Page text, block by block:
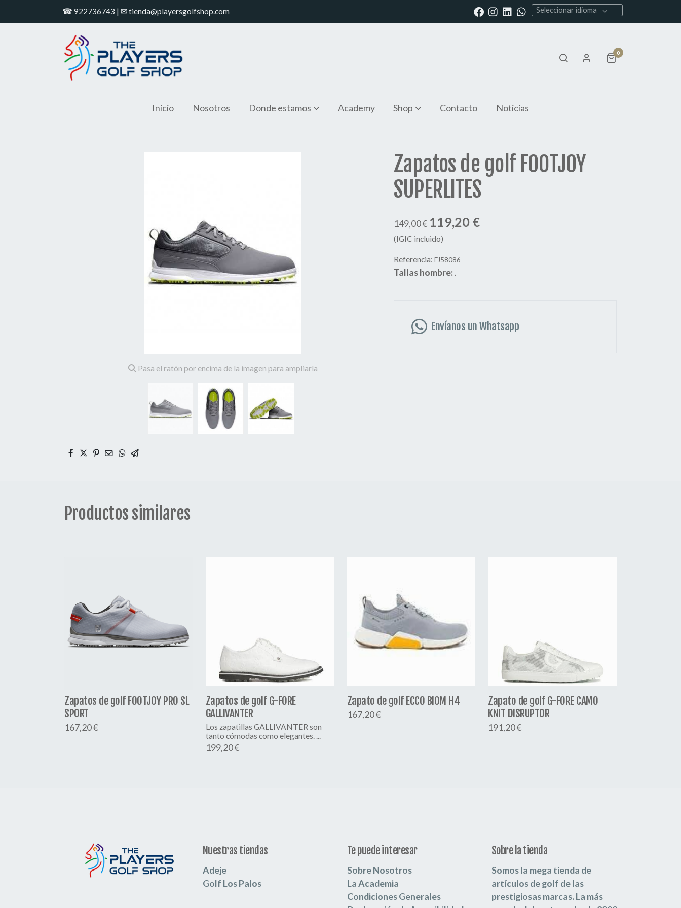
☎ 922736743 | ✉ tienda@playersgolfshop.com Seleccionar idioma
0
Inicio Nosotros Donde estamos Academy Shop Contacto
Noticias
Pasa el ratón por encima de la imagen para ampliarla
Zapatos de golf FOOTJOY
SUPERLITES
149,00 €119,20 €
(IGIC incluido)
Referencia:FJ58086
Tallas hombre:.
Envíanos un Whatsapp
Productos similares
Zapatos de golf FOOTJOY PRO SL
SPORT
167,20 €
Zapatos de golf G-FORE
GALLIVANTER
Los zapatillas GALLIVANTER son
tanto cómodas como elegantes. ...
199,20 €
Zapato de golf ECCO BIOM H4
167,20 €
Zapato de golf G-FORE CAMO
KNIT DISRUPTOR
191,20 €
Nuestras tiendas
Adeje
Golf Los Palos
Te puede interesar
Sobre Nosotros
La Academia
Condiciones Generales
Sobre la tienda
Somos la mega tienda de
artículos de golf de las
prestigiosas marcas.La más